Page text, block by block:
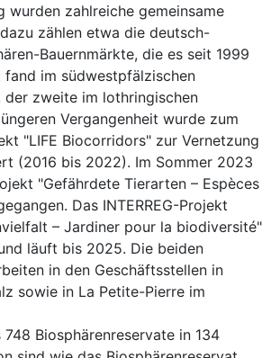
wurden zahlreiche gemeinsame
zählen etwa die deutsch-
Bauernmärkte, die es seit 1999
im südwestpfälzischen
zweite im lothringischen
Vergangenheit wurde zum
"LIFE Biocorridors" zur Vernetzung
(2016 bis 2022). Im Sommer 2023
"Gefährdete Tierarten – Espèces
Das INTERREG-Projekt
– Jardiner pour la biodiversité"
läuft bis 2025. Die beiden
in den Geschäftsstellen in
sowie in La Petite-Pierre im
Biosphärenreservate in 134